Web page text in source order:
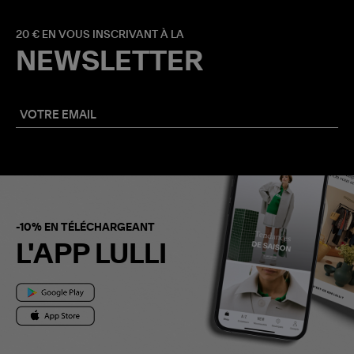
20 € EN VOUS INSCRIVANT À LA
NEWSLETTER
-10% EN TÉLÉCHARGEANT
L'APP LULLI